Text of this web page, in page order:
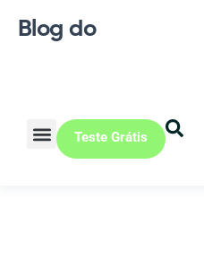
Blog do
Teste Grátis